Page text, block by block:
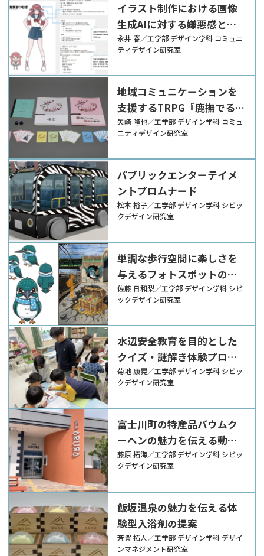
イラスト制作における画像
生成AIに対する嫌悪感と利
用可能性の分析
永井 春／工学部 デザイン学科 コミュニ
ティデザイン研究室
地域コミュニケーションを
支援するTRPG『鹿撫でる
は温泉の旋律』
矢崎 隆也／工学部 デザイン学科 コミュ
ニティデザイン研究室
パブリックエンターテイメ
ントプロムナード
松本 裕子／工学部 デザイン学科 シビッ
クデザイン研究室
単調な歩行空間に楽しさを
与えるフォトスポットの提
案
佐藤 日和梨／工学部 デザイン学科 シビ
ックデザイン研究室
水辺安全教育を目的とした
クイズ・謎解き体験プログ
ラム
菊地 康晃／工学部 デザイン学科 シビッ
クデザイン研究室
富士川町の特産品バウムク
ーヘンの魅力を伝える動画
制作
藤原 拓海／工学部 デザイン学科 シビッ
クデザイン研究室
飯坂温泉の魅力を伝える体
験型入浴剤の提案
芳賀 拓⼈／工学部 デザイン学科 デザイ
ンマネジメント研究室